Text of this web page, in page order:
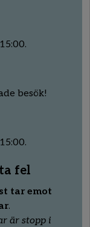
besök!
fel
tar emot
.
är stopp i